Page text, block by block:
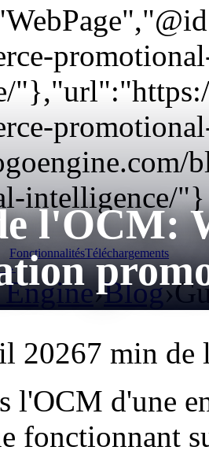
intelligence/"}
FonctionnalitésTéléchargements
→
›Blog›
l'OCM:
20267 min de
l'OCM d'une
fonctionnant